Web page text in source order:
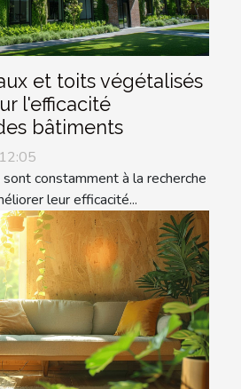
et toits végétalisés
l'efficacité
bâtiments
constamment à la recherche
leur efficacité...